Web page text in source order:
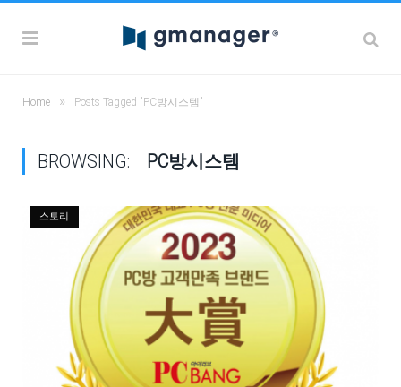
Home » Posts Tagged "PC방시스템"
BROWSING: PC방시스템
스토리